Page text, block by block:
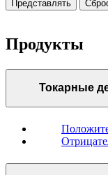
Представлять
Продукты
Токарные